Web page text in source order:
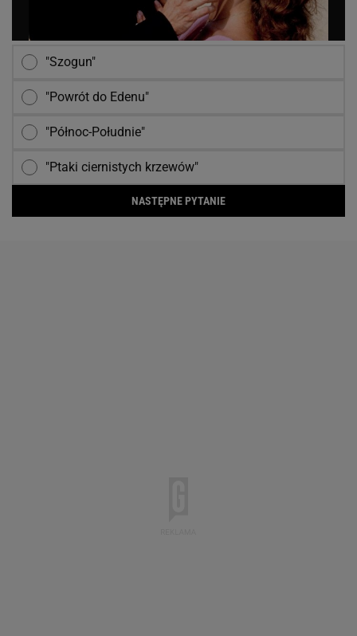
"Szogun"
"Powrót do Edenu"
"Północ-Południe"
"Ptaki ciernistych krzewów"
NASTĘPNE PYTANIE